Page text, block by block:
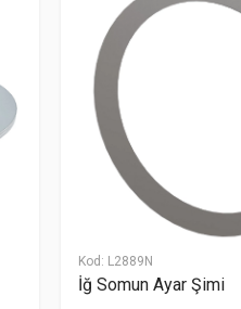
Kod: L2889N
İğ Somun Ayar Şimi